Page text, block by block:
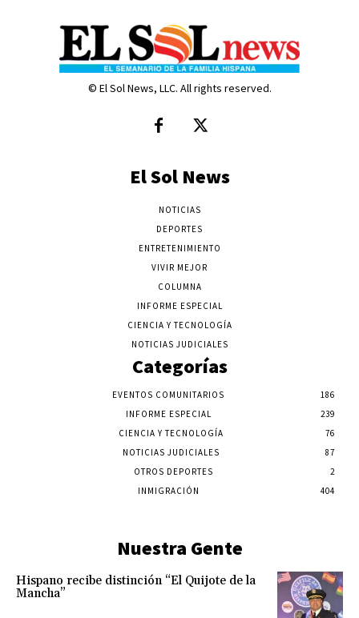
© El Sol News, LLC. All rights reserved.
El Sol News
NOTICIAS
DEPORTES
ENTRETENIMIENTO
VIVIR MEJOR
COLUMNA
INFORME ESPECIAL
CIENCIA Y TECNOLOGÍA
NOTICIAS JUDICIALES
Categorías
EVENTOS COMUNITARIOS
186
INFORME ESPECIAL
239
CIENCIA Y TECNOLOGÍA
76
NOTICIAS JUDICIALES
87
OTROS DEPORTES
2
INMIGRACIÓN
404
Nuestra Gente
Hispano recibe distinción “El Quijote de la
Mancha”